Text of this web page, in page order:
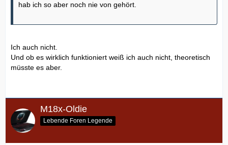
hab ich so aber noch nie von gehört.
Ich auch nicht.
Und ob es wirklich funktioniert weiß ich auch nicht, theoretisch
müsste es aber.
M18x-Oldie
Lebende Foren Legende